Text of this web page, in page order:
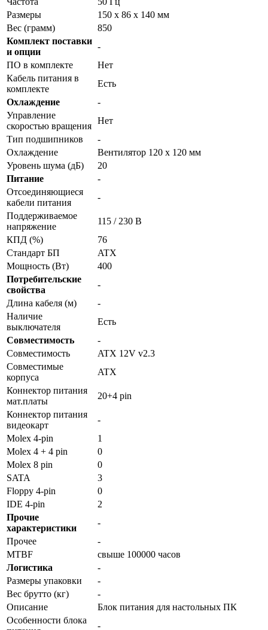
Размеры
150 x 86 x 140 мм
Вес (грамм)
850
Комплект поставки
и опции
-
ПО в комплекте
Нет
Кабель питания в
комплекте
Есть
Охлаждение
-
Управление
скоростью вращения
Нет
Тип подшипников
-
Охлаждение
Вентилятор 120 x 120 мм
Уровень шума (дБ)
20
Питание
-
Отсоединяющиеся
кабели питания
-
Поддерживаемое
напряжение
115 / 230 В
КПД (%)
76
Стандарт БП
ATX
Мощность (Вт)
400
Потребительские
свойства
-
Длина кабеля (м)
-
Наличие
выключателя
Есть
Совместимость
-
Совместимость
ATX 12V v2.3
Совместимые
корпуса
ATX
Коннектор питания
мат.платы
20+4 pin
Коннектор питания
видеокарт
-
Molex 4-pin
1
Molex 4 + 4 pin
0
Molex 8 pin
0
SATA
3
Floppy 4-pin
0
IDE 4-pin
2
Прочие
характеристики
-
Прочее
-
MTBF
свыше 100000 часов
Логистика
-
Размеры упаковки
-
Вес брутто (кг)
-
Описание
Блок питания для настольных ПК
Особенности блока
-